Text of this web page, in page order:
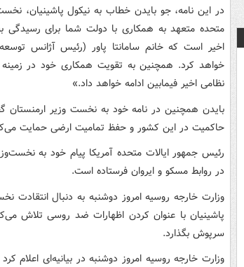
در این نامه، جو بایدن خطاب به نیکول پاشینیان،
متحده متعهد به همکاری با دولت شما برای رسیدگی
اخیر است که خانم سامانتا پاور (رئیس آژانس
خواهد کرد. همچنین به تقویت همکاری خود در
نظامی اخیر فیمابین ادامه خواهد داد.»
بایدن همچنین در نامه خود به نخست وزیر ارمنستان
حاکمیت در این کشور و حفظ تمامیت ارضی حمایت
رئیس جمهور ایالات متحده آمریکا پیام خود به
در روابط مسکو و ایروان فرستاده است.
وزارت خارجه روسیه امروز دوشنبه به دنبال انتقادت
پاشینیان با عنوان کردن اظهارات ضد روسی تلاش
سرپوش بگذارد.
وزارت خارجه روسیه امروز دوشنبه در بیانیه‌ای اعلام